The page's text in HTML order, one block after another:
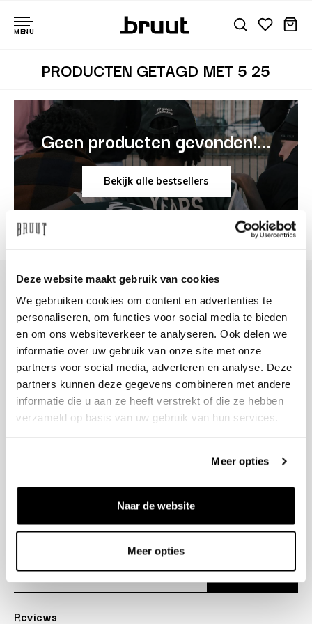
Deze website maakt gebruik van cookies
We gebruiken cookies om content en advertenties te
personaliseren, om functies voor social media te bieden
en om ons websiteverkeer te analyseren. Ook delen we
informatie over uw gebruik van onze site met onze
partners voor social media, adverteren en analyse. Deze
partners kunnen deze gegevens combineren met andere
informatie die u aan ze heeft verstrekt of die ze hebben
verzameld op basis van uw gebruik van hun services.
Meer opties
Naar de website
Meer opties
MENU
PRODUCTEN GETAGD MET 5 25
Geen producten gevonden!...
Bekijk alle bestsellers
+31 23 205 2006
info@bruut.nl
Contact Formulier
Open 11:00 - 21:00
OPENINGSTIJDEN
Over ons
Reviews